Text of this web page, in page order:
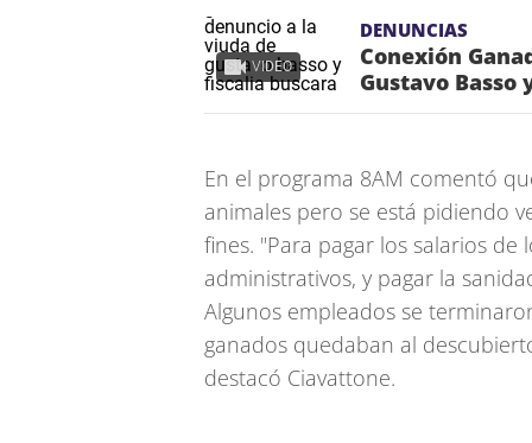
VIDEO
DENUNCIAS
Conexión
Gustavo
En el programa 8AM comentó
animales pero se está pidiendo
fines. "Para pagar los salarios
administrativos, y pagar la
Algunos empleados se
ganados quedaban al
destacó Ciavattone.